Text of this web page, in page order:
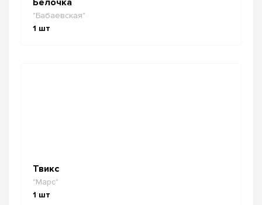
"Бабаевская"
1 шт
Твикс
"Марс"
1 шт